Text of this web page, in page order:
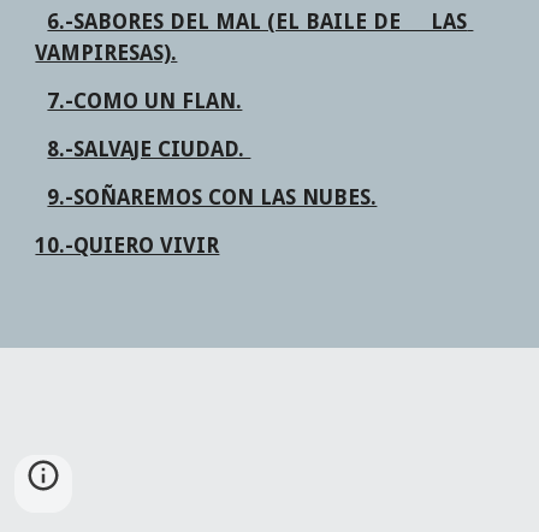
6.-SABORES DEL MAL (EL BAILE DE     LAS
VAMPIRESAS).
7.-COMO UN FLAN.
8.-SALVAJE CIUDAD.
9.-SOÑAREMOS CON LAS NUBES.
10.-QUIERO VIVIR